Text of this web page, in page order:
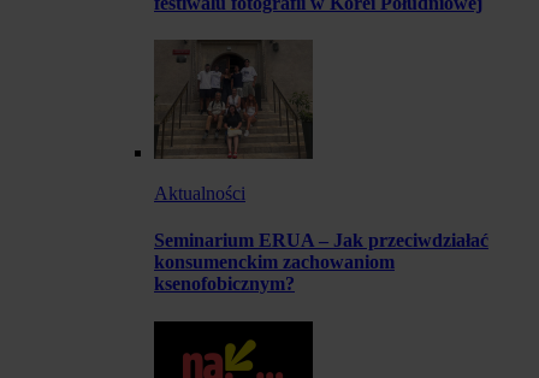
Aktualności
Seminarium ERUA – Jak przeciwdziałać
konsumenckim zachowaniom
ksenofobicznym?